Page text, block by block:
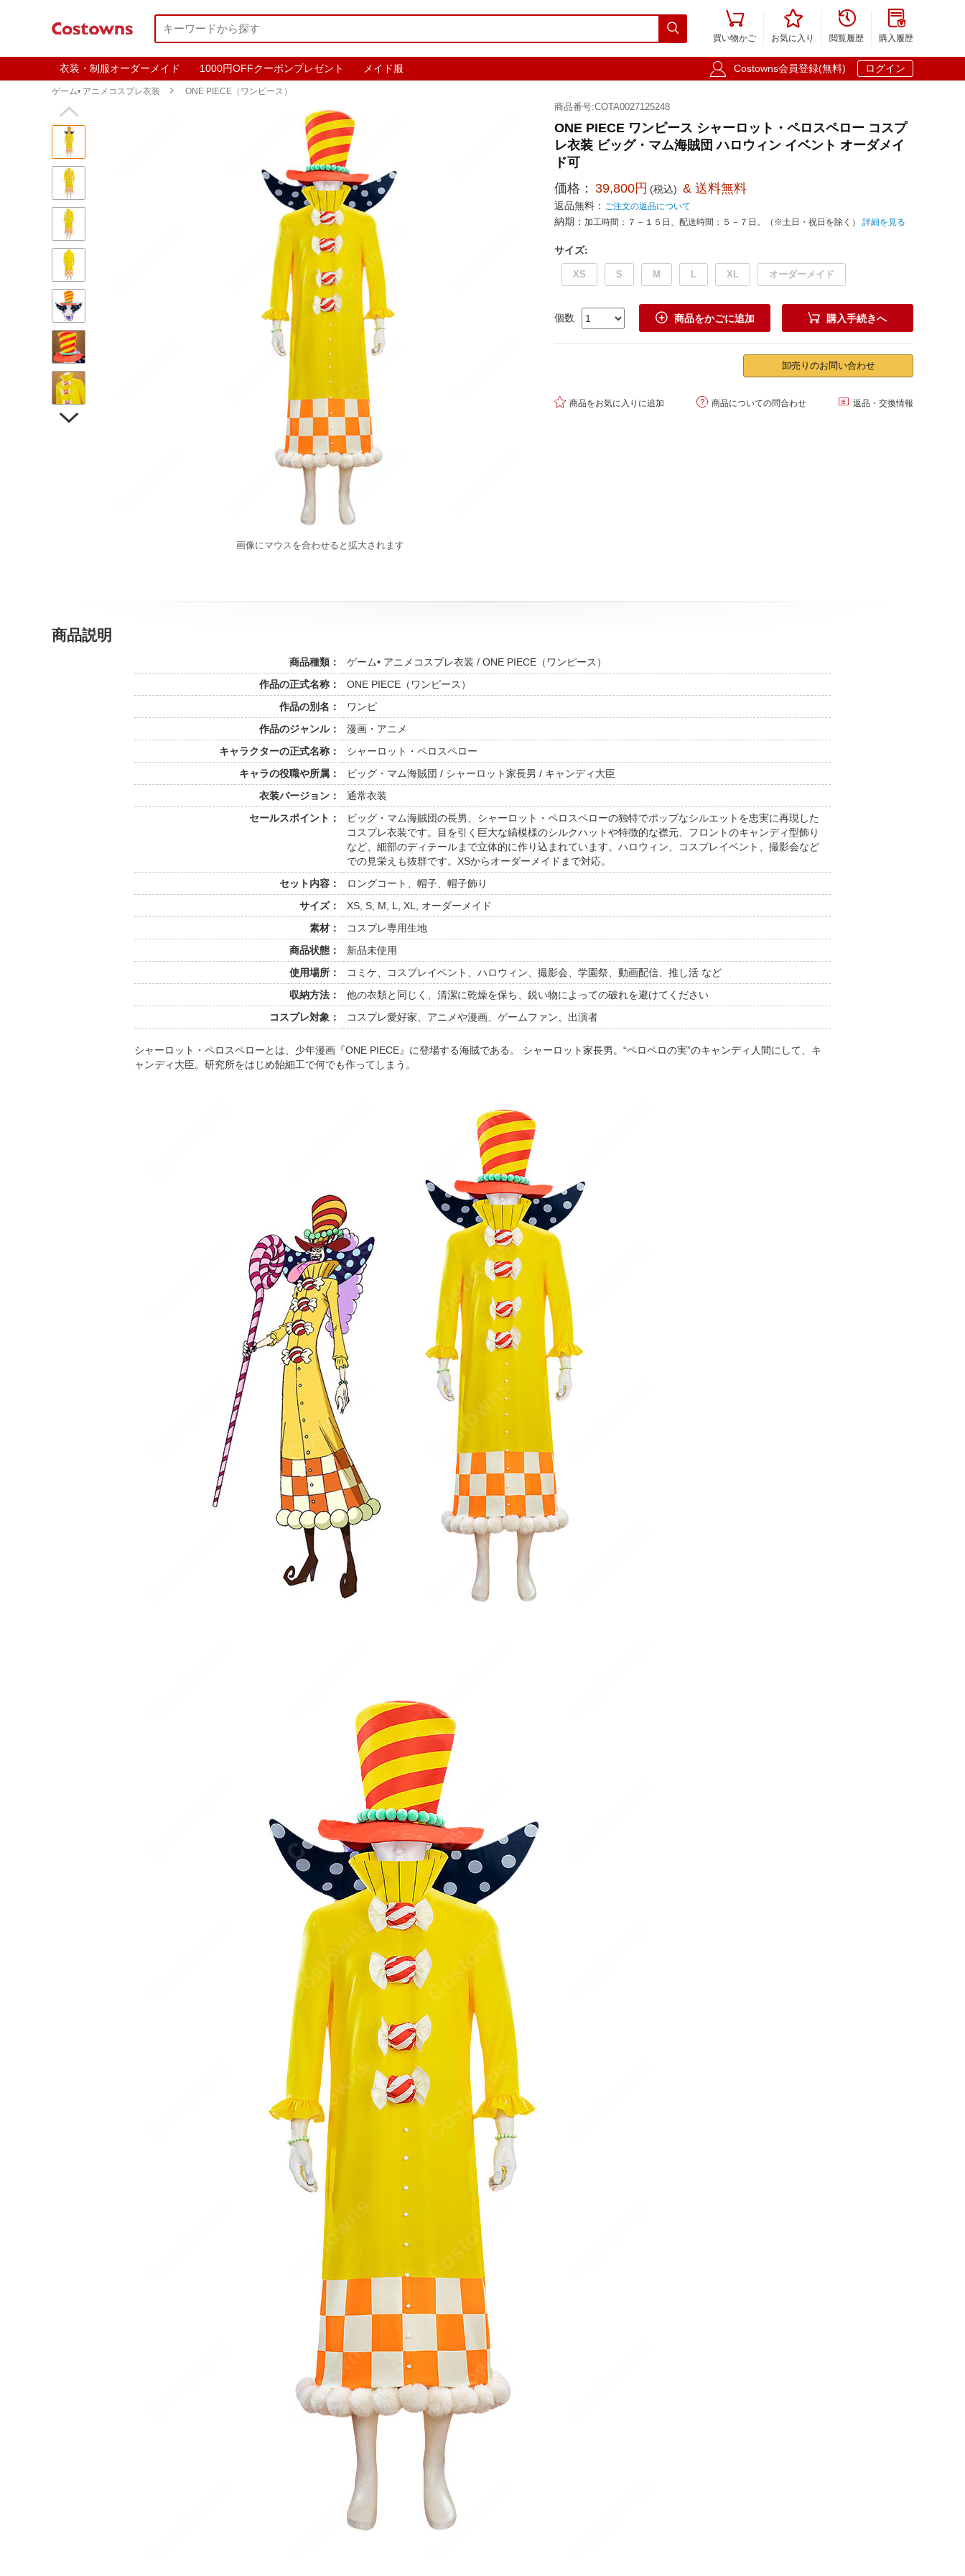


買い物かご

お気に入り

閲覧履歴

購入履歴
衣装・制服オーダーメイド 1000円OFFクーポンプレゼント メイド服  Costowns会員登録(無料) ログイン
ゲーム• アニメコスプレ衣装  ONE PIECE（ワンピース）


画像にマウスを合わせると拡大されます
商品番号:COTA0027125248
ONE PIECE ワンピース シャーロット・ペロスペロー コスプ
レ衣装 ビッグ・マム海賊団 ハロウィン イベント オーダメイ
ド可
価格： 39,800円 (税込) & 送料無料
返品無料： ご注文の返品について
納期： 加工時間：７－１５日、配送時間：５－７日。（※土日・祝日を除く） 詳細を見る
サイズ:
XS S M L XL オーダーメイド
個数  商品をかごに追加  購入手続きへ
卸売りのお問い合わせ
 商品をお気に入りに追加  商品についての問合わせ  返品・交換情報
商品説明
商品種類：
ゲーム• アニメコスプレ衣装 / ONE PIECE（ワンピース）
作品の正式名称：
ONE PIECE（ワンピース）
作品の別名：
ワンピ
作品のジャンル：
漫画・アニメ
キャラクターの正式名称：
シャーロット・ペロスペロー
キャラの役職や所属：
ビッグ・マム海賊団 / シャーロット家長男 / キャンディ大臣
衣装バージョン：
通常衣装
セールスポイント：
ビッグ・マム海賊団の長男、シャーロット・ペロスペローの独特でポップなシルエットを忠実に再現した
コスプレ衣装です。目を引く巨大な縞模様のシルクハットや特徴的な襟元、フロントのキャンディ型飾り
など、細部のディテールまで立体的に作り込まれています。ハロウィン、コスプレイベント、撮影会など
での見栄えも抜群です。XSからオーダーメイドまで対応。
セット内容：
ロングコート、帽子、帽子飾り
サイズ：
XS, S, M, L, XL, オーダーメイド
素材：
コスプレ専用生地
商品状態：
新品未使用
使用場所：
コミケ、コスプレイベント、ハロウィン、撮影会、学園祭、動画配信、推し活 など
収納方法：
他の衣類と同じく、清潔に乾燥を保ち、鋭い物によっての破れを避けてください
コスプレ対象：
コスプレ愛好家、アニメや漫画、ゲームファン、出演者
シャーロット・ペロスペローとは、少年漫画『ONE PIECE』に登場する海賊である。 シャーロット家長男。“ペロペロの実”のキャンディ人間にして、キ
ャンディ大臣。研究所をはじめ飴細工で何でも作ってしまう。